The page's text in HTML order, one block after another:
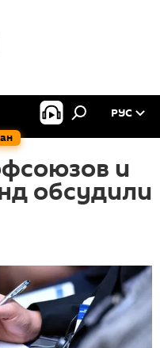
РУС
и
обсудили